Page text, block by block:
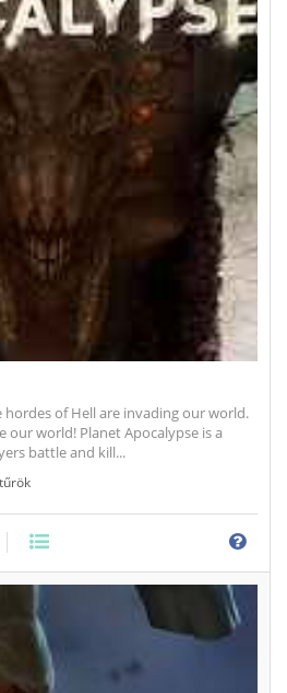
hordes of Hell are invading our world.
our world! Planet Apocalypse is a
battle and kill...